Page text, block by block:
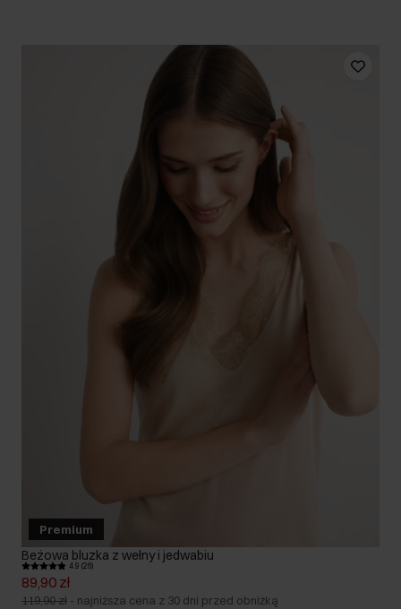
Premium
Beżowa bluzka z wełny i jedwabiu
4.9 (26)
89,90 zł
119,90 zł - najniższa cena z 30 dni przed obniżką